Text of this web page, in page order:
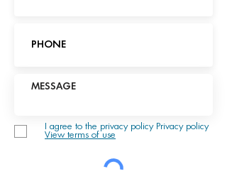
I agree to the privacy policy Privacy policy
View terms of use